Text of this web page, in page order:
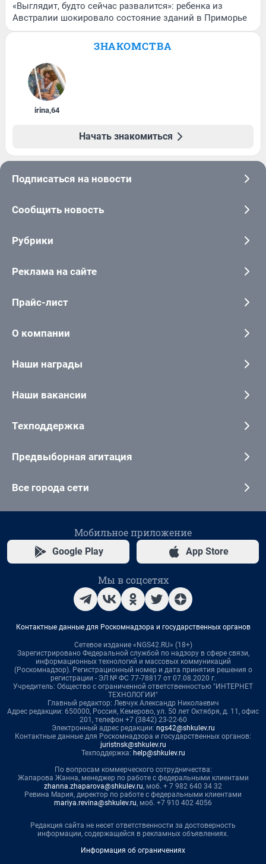
«Выглядит, будто сейчас развалится»: ребенка из
Австралии шокировало состояние зданий в Приморье
ЗНАКОМСТВА
irina,64
Начать знакомиться
Подписаться на новости
Сообщить новость
Рубрики
Реклама на сайте
Прайс-лист
О компании
Наши награды
Наши вакансии
Техподдержка
Предвыборная агитация
Все города сети
Мобильное приложение
Google Play App Store
Мы в соцсетях
Контактные данные для Роскомнадзора и государственных органов
Сетевое издание «NGS42.RU» (18+)
Зарегистрировано Федеральной службой по надзору в сфере связи,
информационных технологий и массовых коммуникаций
(Роскомнадзор). Регистрационный номер и дата принятия решения о
регистрации - ЭЛ № ФС 77-78817 от 07.08.2020 г.
Учредитель: Общество с ограниченной ответственностью "ИНТЕРНЕТ
ТЕХНОЛОГИИ"
Главный редактор: Левчук Александр Николаевич
Адрес редакции: 650000, Россия, Кемерово, ул. 50 лет Октября, д. 11, офис
201, телефон +7 (3842) 23-22-60
Электронный адрес редакции: ngs42@shkulev.ru
Контактные данные для Роскомнадзора и государственных органов:
juristnsk@shkulev.ru
Техподдержка: help@shkulev.ru
По вопросам коммерческого сотрудничества:
Жапарова Жанна, менеджер по работе с федеральными клиентами
zhanna.zhaparova@shkulev.ru, моб. + 7 982 640 34 32
Ревина Мария, директор по работе с федеральными клиентами
mariya.revina@shkulev.ru, моб. +7 910 402 4056
Редакция сайта не несет ответственности за достоверность
информации, содержащейся в рекламных объявлениях.
Информация об ограничениях